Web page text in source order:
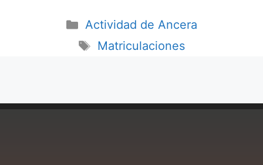
Actividad de Ancera
Matriculaciones